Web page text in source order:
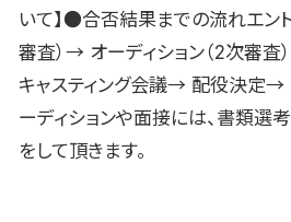
いて】●合否結果までの流れエン
審査）→ オーディション（2次審
キャスティング会議→ 配役決定→
ーディションや面接には、書類選
をして頂きます。